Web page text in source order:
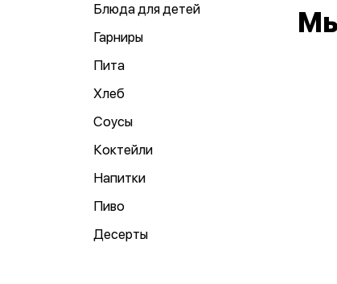
Блюда для детей
Гарниры
Пита
Хлеб
Соусы
Коктейли
Напитки
Пиво
Десерты